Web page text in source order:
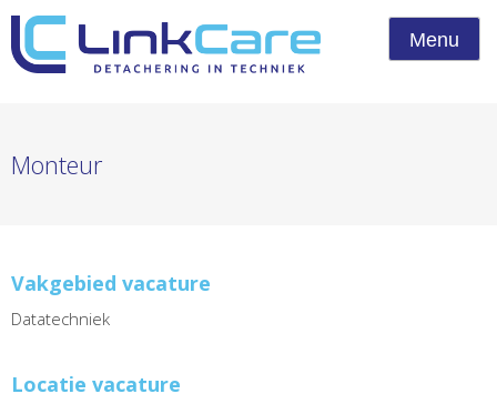
Menu
Monteur
Vakgebied vacature
Datatechniek
Locatie vacature